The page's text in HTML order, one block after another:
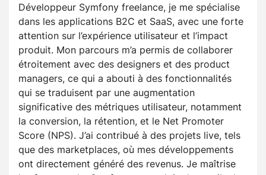
Développeur Symfony freelance, je me spécialise
dans les applications B2C et SaaS, avec une forte
attention sur l’expérience utilisateur et l’impact
produit. Mon parcours m’a permis de collaborer
étroitement avec des designers et des product
managers, ce qui a abouti à des fonctionnalités
qui se traduisent par une augmentation
significative des métriques utilisateur, notamment
la conversion, la rétention, et le Net Promoter
Score (NPS). J’ai contribué à des projets live, tels
que des marketplaces, où mes développements
ont directement généré des revenus. Je maîtrise